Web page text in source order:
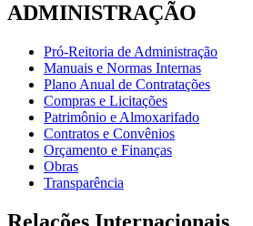
ADMINISTRAÇÃO
Pró-Reitoria de Administração
Manuais e Normas Internas
Plano Anual de Contratações
Compras e Licitações
Patrimônio e Almoxarifado
Contratos e Convênios
Orçamento e Finanças
Obras
Transparência